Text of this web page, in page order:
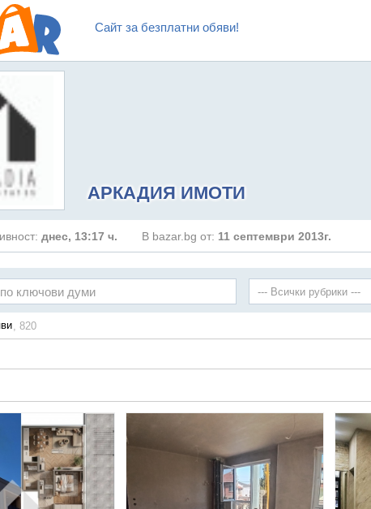
Сайт за безплатни обяви!
АРКАДИЯ ИМОТИ
днес, 13:17 ч. В bazar.bg от: 11 септември 2013г.
, 820